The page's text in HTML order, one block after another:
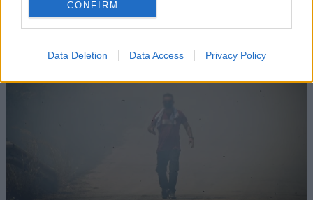
CONFIRM
Data Deletion Data Access Privacy Policy